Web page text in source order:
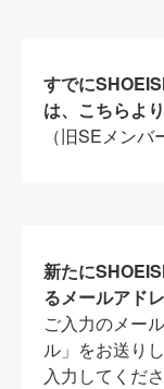
すでに
は、こちらより
（旧SEメンバ
新たに
るメールアド
ご入力のメー
ル」をお送り
入力してくださ